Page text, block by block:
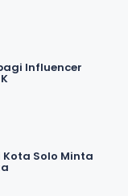
Influencer
Kota Solo Minta